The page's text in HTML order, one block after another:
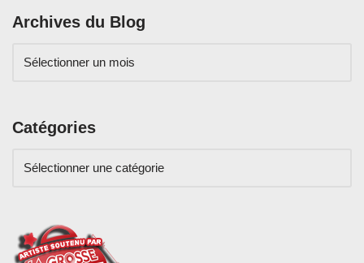
Archives du Blog
Catégories